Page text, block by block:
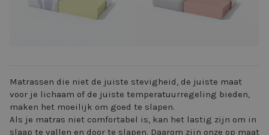
Matrassen die niet de juiste stevigheid, de juiste maat
voor je lichaam of de juiste temperatuurregeling bieden,
maken het moeilijk om goed te slapen.
Als je matras niet comfortabel is, kan het lastig zijn om in
slaap te vallen en door te slapen. Daarom zijn onze op maat